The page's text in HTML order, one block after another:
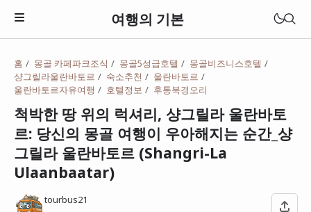
여행의 기본
홈 몽골 카페파크조식 몽골5성급호텔
몽골비즈니스호텔
샹그릴라울란바토르
숙소추천
울란바토르
울란바토르자유여행
호텔정보 후통북경오리
척박한 땅 위의 럭셔리, 샹그릴라 울란바토
르: 당신의 몽골 여행이 우아해지는 순간_샹
그릴라 울란바토르 (Shangri-La
Ulaanbaatar)
tourbus21